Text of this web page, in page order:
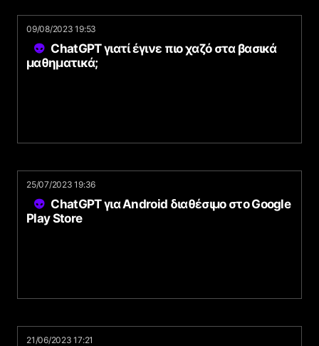
09/08/2023 19:53
ChatGPT γιατί έγινε πιο χαζό στα βασικά
μαθηματικά;
25/07/2023 19:36
ChatGPT για Android διαθέσιμο στο Google
Play Store
21/06/2023 17:21